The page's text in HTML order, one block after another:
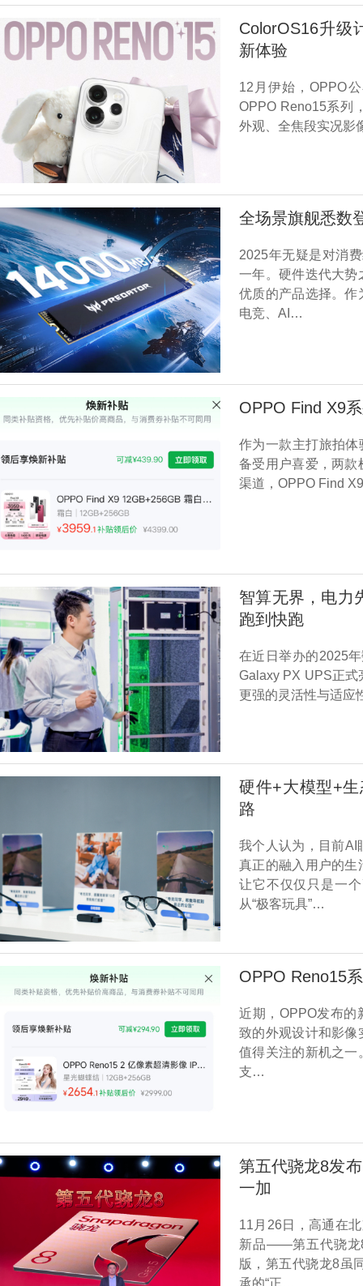
ColorOS16升级
新体验
12月伊始，OPPO
OPPO Reno15系列
外观、全焦段实况影
全场景旗舰悉数
2025年无疑是对消
一年。硬件迭代大势
优质的产品选择。作
电竞、AI…
OPPO Find X9
作为一款主打旅拍
备受用户喜爱，两款
渠道，OPPO Find
智算无界，电力
跑到快跑
在近日举办的2025
Galaxy PX UPS正
更强的灵活性与适应
硬件+大模型+
路
我个人认为，目前AI
真正的融入用户的生
让它不仅仅只是一
从“极客玩具”…
OPPO Reno15
近期，OPPO发布的
致的外观设计和影像
值得关注的新机之一
支…
第五代骁龙8发
一加
11月26日，高通在
新品——第五代骁龙
版，第五代骁龙8虽
承的“正…